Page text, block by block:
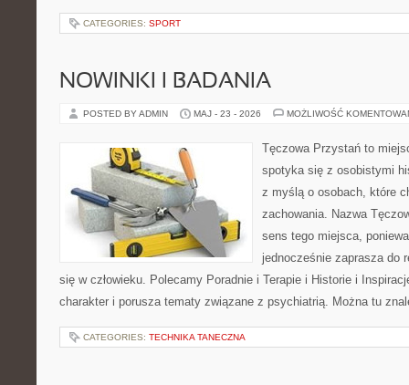
CATEGORIES: SPORT
NOWINKI I BADANIA
POSTED BY ADMIN MAJ - 23 - 2026 MOŻLIWOŚĆ
Tęczowa Przystań to
spotyka się z osobistymi
z myślą o osobach, które
zachowania. Nazwa
sens tego miejsca,
jednocześnie zaprasza do
się w człowieku. Polecamy Poradnie i Terapie i Historie i
charakter i porusza tematy związane z psychiatrią. Można tu
CATEGORIES: TECHNIKA TANECZNA